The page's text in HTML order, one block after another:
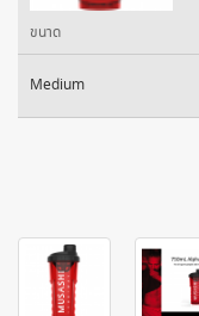
ขนาด
Medium